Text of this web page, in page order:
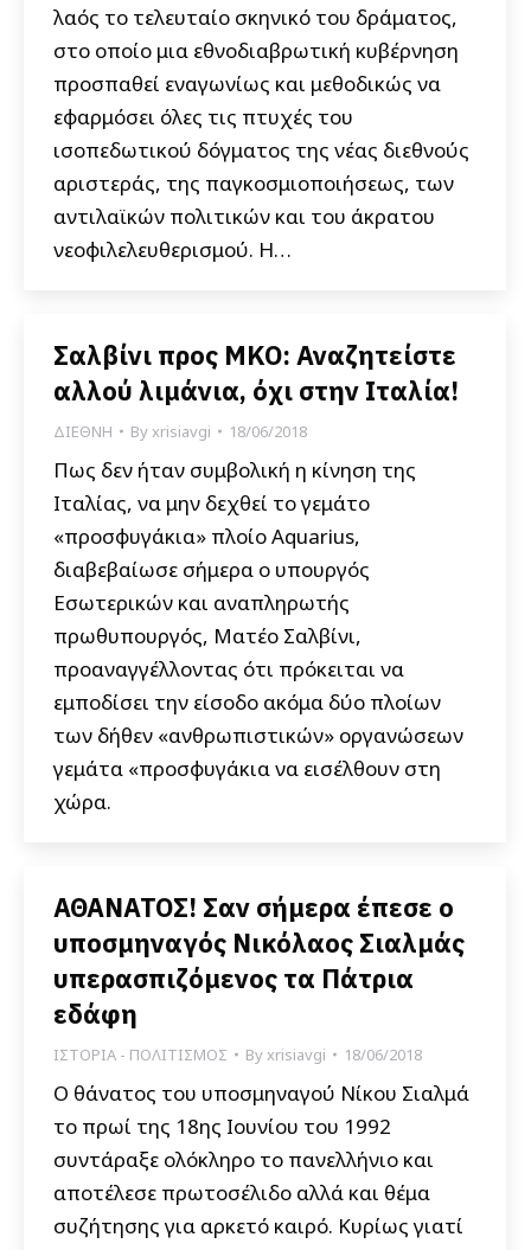
λαός το τελευταίο σκηνικό του δράματος,
στο οποίο μια εθνοδιαβρωτική κυβέρνηση
προσπαθεί εναγωνίως και μεθοδικώς να
εφαρμόσει όλες τις πτυχές του
ισοπεδωτικού δόγματος της νέας διεθνούς
αριστεράς, της παγκοσμιοποιήσεως, των
αντιλαϊκών πολιτικών και του άκρατου
νεοφιλελευθερισμού. Η…
Σαλβίνι προς ΜΚΟ: Αναζητείστε
αλλού λιμάνια, όχι στην Ιταλία!
ΔΙΕΘΝΗ Byxrisiavgi 18/06/2018
Πως δεν ήταν συμβολική η κίνηση της
Ιταλίας, να μην δεχθεί το γεμάτο
«προσφυγάκια» πλοίο Aquarius,
διαβεβαίωσε σήμερα ο υπουργός
Εσωτερικών και αναπληρωτής
πρωθυπουργός, Ματέο Σαλβίνι,
προαναγγέλλοντας ότι πρόκειται να
εμποδίσει την είσοδο ακόμα δύο πλοίων
των δήθεν «ανθρωπιστικών» οργανώσεων
γεμάτα «προσφυγάκια να εισέλθουν στη
χώρα.
ΑΘΑΝΑΤΟΣ! Σαν σήμερα έπεσε ο
υποσμηναγός Νικόλαος Σιαλμάς
υπερασπιζόμενος τα Πάτρια
εδάφη
ΙΣΤΟΡΙΑ - ΠΟΛΙΤΙΣΜΟΣ Byxrisiavgi 18/06/2018
Ο θάνατος του υποσμηναγού Νίκου Σιαλμά
το πρωί της 18ης Ιουνίου του 1992
συντάραξε ολόκληρο το πανελλήνιο και
αποτέλεσε πρωτοσέλιδο αλλά και θέμα
συζήτησης για αρκετό καιρό. Κυρίως γιατί